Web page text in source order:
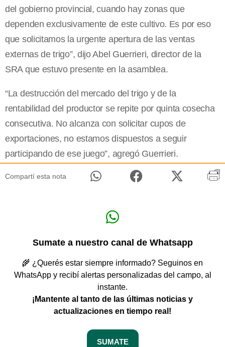
del gobierno provincial, cuando hay zonas que
dependen exclusivamente de este cultivo. Es por eso
que solicitamos la urgente apertura de las ventas
externas de trigo”, dijo Abel Guerrieri, director de la
SRA que estuvo presente en la asamblea.
“La destrucción del mercado del trigo y de la
rentabilidad del productor se repite por quinta cosecha
consecutiva. No alcanza con solicitar cupos de
exportaciones, no estamos dispuestos a seguir
participando de ese juego”, agregó Guerrieri.
Compartí esta nota
Sumate a nuestro canal de Whatsapp
🌾 ¿Querés estar siempre informado? Seguinos en
WhatsApp y recibí alertas personalizadas del campo, al
instante.
¡Mantente al tanto de las últimas noticias y
actualizaciones en tiempo real!
SUMATE